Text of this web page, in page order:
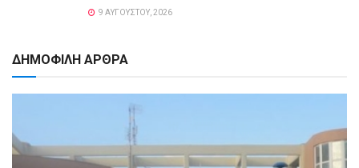
9 ΑΥΓΟΎΣΤΟΥ, 2026
ΔΗΜΟΦΙΛΗ ΑΡΘΡΑ